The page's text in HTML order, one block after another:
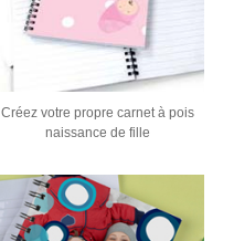
Créez votre propre carnet à pois
naissance de fille